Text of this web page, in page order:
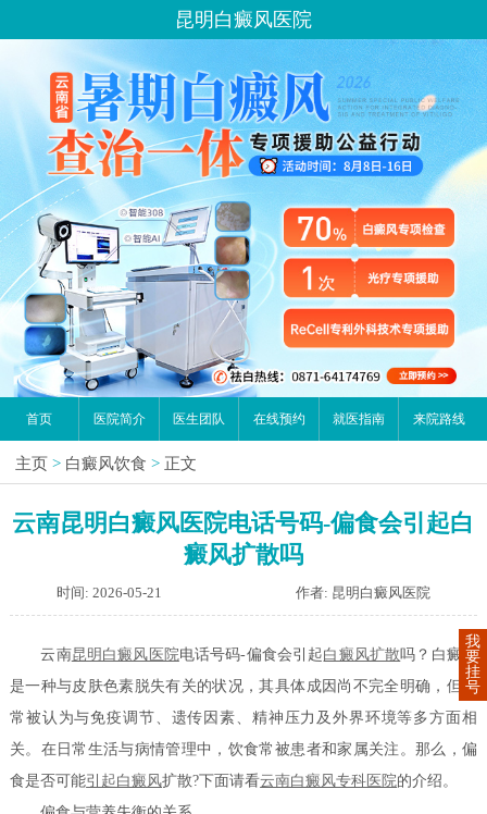
昆明白癜风医院
首页 医院简介 医生团队 在线预约 就医指南 来院路线
主页 > 白癜风饮食 > 正文
云南昆明白癜风医院电话号码-偏食会引起白
癜风扩散吗
时间: 2026-05-21 作者: 昆明白癜风医院
云南昆明白癜风医院电话号码-偏食会引起白癜风扩散吗？白癜风
是一种与皮肤色素脱失有关的状况，其具体成因尚不完全明确，但通
常被认为与免疫调节、遗传因素、精神压力及外界环境等多方面相
关。在日常生活与病情管理中，饮食常被患者和家属关注。那么，偏
食是否可能引起白癜风扩散?下面请看云南白癜风专科医院的介绍。
我
要
挂
号